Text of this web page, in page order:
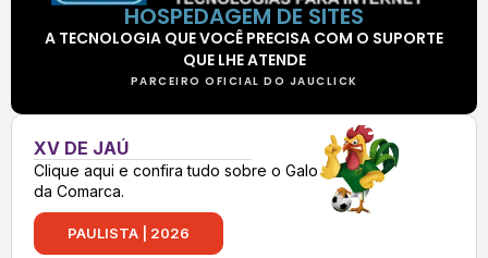
HOSPEDAGEM DE SITES
A TECNOLOGIA QUE VOCÊ PRECISA COM O SUPORTE
QUE LHE ATENDE
PARCEIRO OFICIAL DO JAUCLICK
XV DE JAÚ
Clique aqui e confira tudo sobre o Galo
da Comarca.
PAULISTA | 2026